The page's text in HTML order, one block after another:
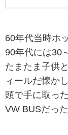
60年代当時ホ
90年代には30
たまたま子供
ィールだ懐か
頭で手に取っ
VW BUSだっ